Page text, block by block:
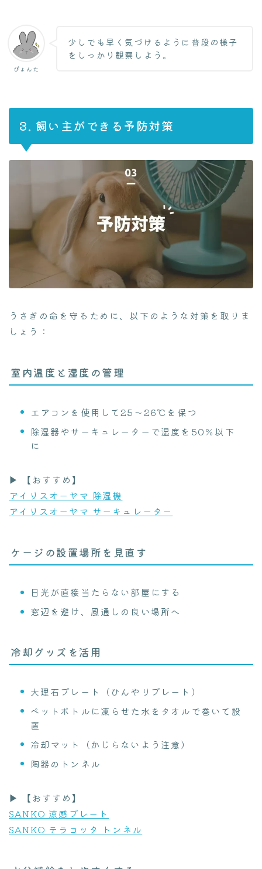
ぴょんた
少しでも早く気づけるように普段の様子
をしっかり観察しよう。
3. 飼い主ができる予防対策
うさぎの命を守るために、以下のような対策を取りま
しょう：
室内温度と湿度の管理
エアコンを使用して25～26℃を保つ
除湿器やサーキュレーターで湿度を50％以下
に
▶ 【おすすめ】
アイリスオーヤマ 除湿機
アイリスオーヤマ サーキュレーター
ケージの設置場所を見直す
日光が直接当たらない部屋にする
窓辺を避け、風通しの良い場所へ
冷却グッズを活用
大理石プレート（ひんやりプレート）
ペットボトルに凍らせた水をタオルで巻いて設
置
冷却マット（かじらないよう注意）
陶器のトンネル
▶ 【おすすめ】
SANKO 涼感プレート
SANKO テラコッタ トンネル